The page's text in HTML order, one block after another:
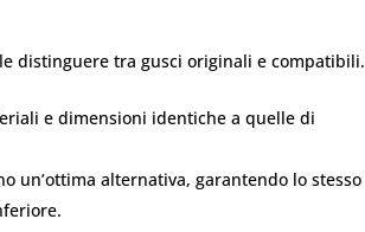
distinguere tra gusci originali e compatibili.
e dimensioni identiche a quelle di
un’ottima alternativa, garantendo lo stesso